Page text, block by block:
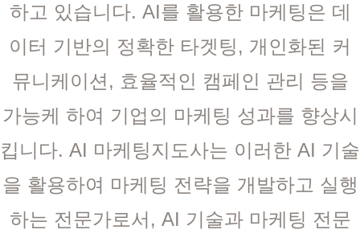
하고 있습니다. AI를 활용한 마케팅은 데
이터 기반의 정확한 타겟팅, 개인화된 커
뮤니케이션, 효율적인 캠페인 관리 등을
가능케 하여 기업의 마케팅 성과를 향상시
킵니다. AI 마케팅지도사는 이러한 AI 기술
을 활용하여 마케팅 전략을 개발하고 실행
하는 전문가로서, AI 기술과 마케팅 전문